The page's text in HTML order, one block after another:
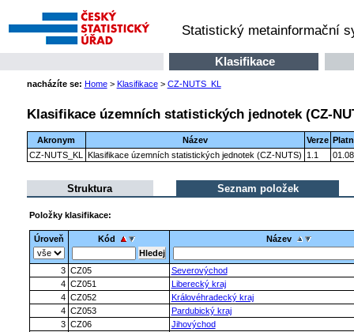
Statistický metainformační
Klasifikace
nacházíte se: Home> Klasifikace> CZ-NUTS_KL
Klasifikace územních statistických jednotek (CZ-
Akronym Název Verze
CZ-NUTS_KL
Klasifikace územních statistických jednotek (CZ-NUTS) 1.1
Struktura Seznam položek
Položky klasifikace:
Úroveň Kód Název
3 CZ05
Severovýchod
4 CZ051
Liberecký kraj
4 CZ052
Královéhradecký kraj
4 CZ053
Pardubický kraj
3 CZ06
Jihovýchod